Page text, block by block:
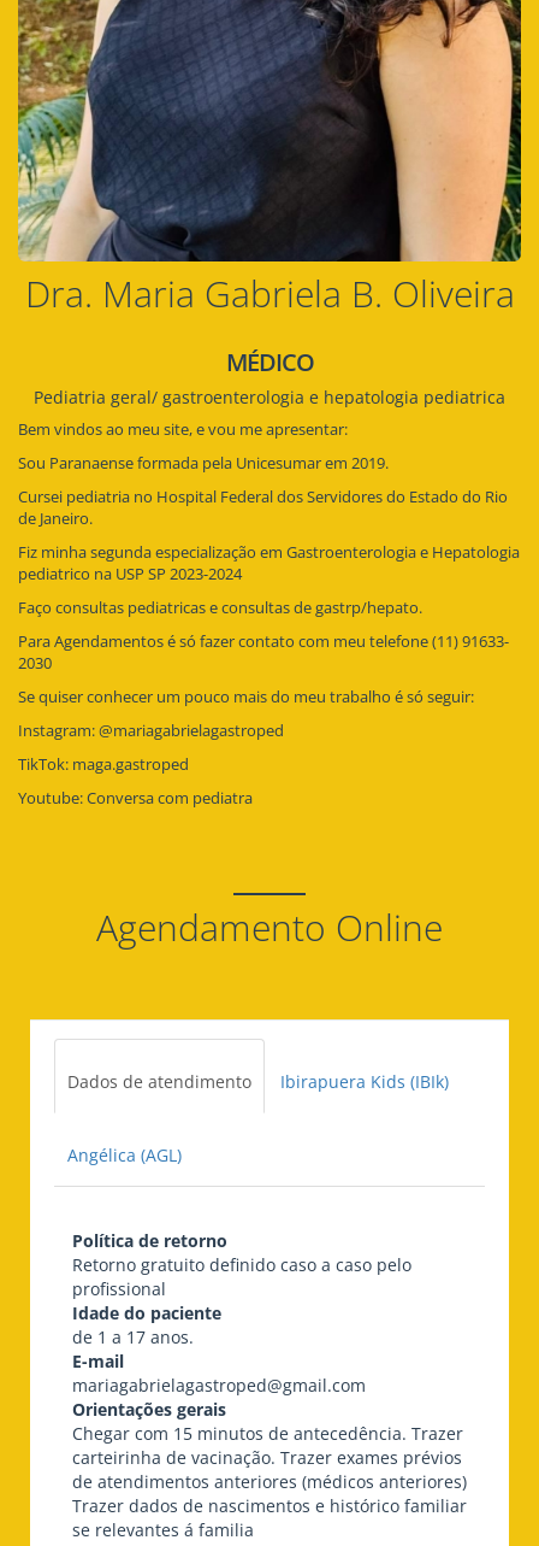
Dra. Maria Gabriela B. Oliveira
MÉDICO
Pediatria geral/ gastroenterologia e hepatologia pediatrica
Bem vindos ao meu site, e vou me apresentar:
Sou Paranaense formada pela Unicesumar em 2019.
Cursei pediatria no Hospital Federal dos Servidores do Estado do Rio
de Janeiro.
Fiz minha segunda especialização em Gastroenterologia e Hepatologia
pediatrico na USP SP 2023-2024
Faço consultas pediatricas e consultas de gastrp/hepato.
Para Agendamentos é só fazer contato com meu telefone (11) 91633-
2030
Se quiser conhecer um pouco mais do meu trabalho é só seguir:
Instagram: @mariagabrielagastroped
TikTok: maga.gastroped
Youtube: Conversa com pediatra
Agendamento Online
Dados de atendimento Ibirapuera Kids (IBIk)
Angélica (AGL)
Política de retorno
Retorno gratuito definido caso a caso pelo
profissional
Idade do paciente
de 1 a 17 anos.
E-mail
mariagabrielagastroped@gmail.com
Orientações gerais
Chegar com 15 minutos de antecedência. Trazer
carteirinha de vacinação. Trazer exames prévios
de atendimentos anteriores (médicos anteriores)
Trazer dados de nascimentos e histórico familiar
se relevantes á familia